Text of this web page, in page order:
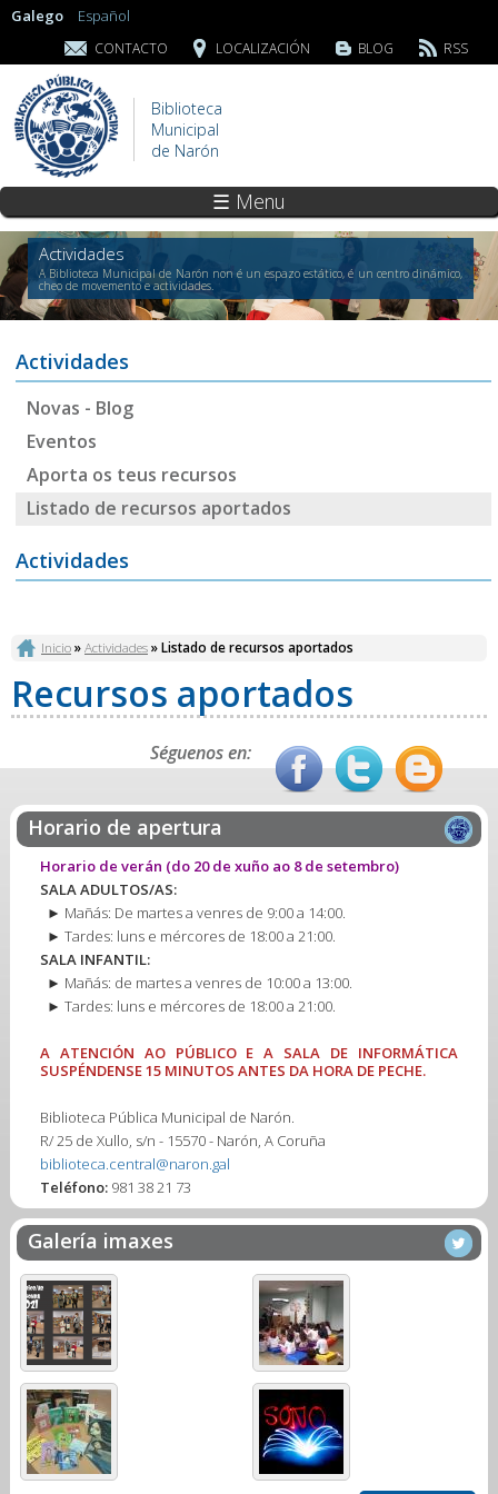
Galego Español
CONTACTO LOCALIZACIÓN BLOG RSS
Biblioteca
Municipal
de Narón
☰ Menu
Actividades
A Biblioteca Municipal de Narón non é un espazo estático, é un centro dinámico,
cheo de movemento e actividades.
Actividades
Novas - Blog
Eventos
Aporta os teus recursos
Listado de recursos aportados
Actividades
Vostede está aquí
Inicio»Actividades» Listado de recursos aportados
Recursos aportados
Séguenos en:
Horario de apertura
Horario de verán (do 20 de xuño ao 8 de setembro)
SALA ADULTOS/AS:
► Mañás: De martes a venres de 9:00 a 14:00.
► Tardes: luns e mércores de 18:00 a 21:00.
SALA INFANTIL:
► Mañás: de martes a venres de 10:00 a 13:00.
► Tardes: luns e mércores de 18:00 a 21:00.
A ATENCIÓN AO PÚBLICO E A SALA DE INFORMÁTICA
SUSPÉNDENSE 15 MINUTOS ANTES DA HORA DE PECHE.
Biblioteca Pública Municipal de Narón.
R/ 25 de Xullo, s/n - 15570 - Narón, A Coruña
biblioteca.central@naron.gal
Teléfono:981 38 21 73
Galería imaxes